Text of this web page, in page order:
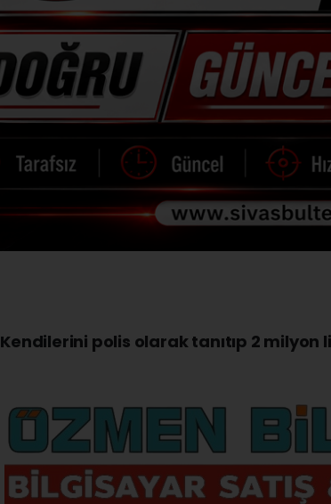
Kendilerini polis olarak tanıtıp 2 milyon